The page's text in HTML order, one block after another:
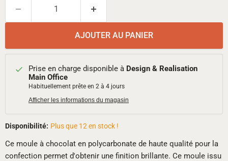
AJOUTER AU PANIER
Prise en charge disponible à Design & Realisation
Main Office
Habituellement prête en 2 à 4 jours
Afficher les informations du magasin
Disponibilité: Plus que 12 en stock !
Ce moule à chocolat en polycarbonate de haute qualité pour la
confection permet d'obtenir une finition brillante. Ce moule issu